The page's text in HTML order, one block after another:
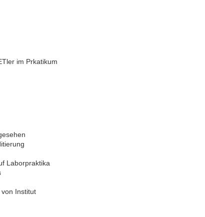
im Prkatikum
Laborpraktika
Institut